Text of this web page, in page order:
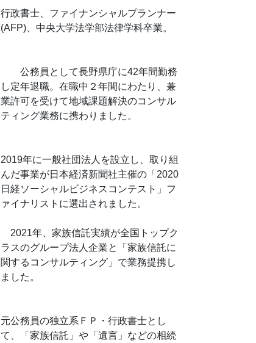
行政書士、ファイナンシャルプランナー
(AFP)、中央大学法学部法律学科卒業。
公務員として長野県庁に42年間勤務
し定年退職。在職中２年間にわたり、兼
業許可を受けて地域課題解決のコンサル
ティング業務に携わりました。
2019年に一般社団法人を設立し、取り組
んだ事業が日本経済新聞社主催の「2020
日経ソーシャルビジネスコンテスト」フ
ァイナリストに選出されました。
2021年、家族信託実績が全国トップク
ラスのグループ法人企業と「家族信託に
関するコンサルティング」で業務提携し
ました。
元公務員の独立系ＦＰ・行政書士とし
て、「家族信託」や「遺言」などの相続